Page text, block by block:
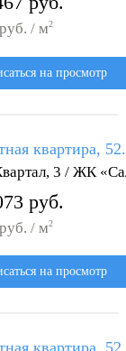
/ м2
на просмотр
квартира,
3 / ЖК
руб.
/ м2
на просмотр
квартира,